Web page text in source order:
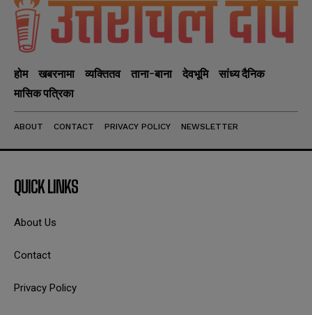
होम खबरनामा व्यक्तितव ताना-बाना देवभूमि
सांध्य दैनिक
मासिक पत्रिका
ABOUT CONTACT PRIVACY POLICY NEWSLETTER
QUICK LINKS
About Us
Contact
Privacy Policy